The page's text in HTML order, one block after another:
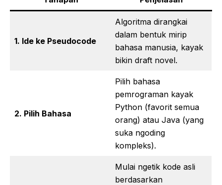
1. Ide ke Pseudocode
Algoritma dirangkai
dalam bentuk mirip
bahasa manusia, kayak
bikin draft novel.
2. Pilih Bahasa
Pilih bahasa
pemrograman kayak
Python (favorit semua
orang) atau Java (yang
suka ngoding
kompleks).
Mulai ngetik kode asli
berdasarkan